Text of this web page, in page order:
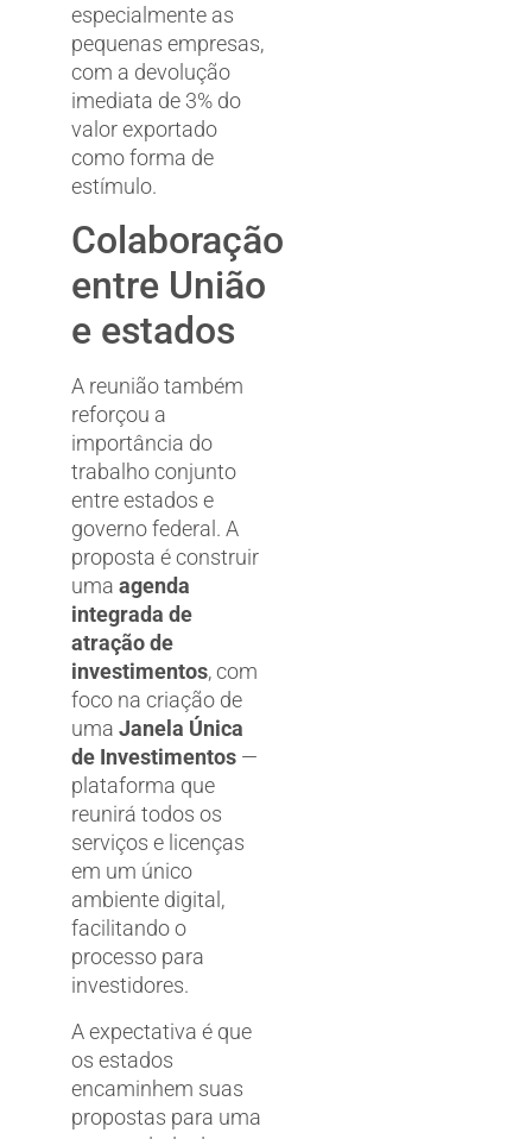
especialmente as
pequenas empresas,
com a devolução
imediata de 3% do
valor exportado
como forma de
estímulo.
Colaboração
entre União
e estados
A reunião também
reforçou a
importância do
trabalho conjunto
entre estados e
governo federal. A
proposta é construir
uma agenda
integrada de
atração de
investimentos, com
foco na criação de
uma Janela Única
de Investimentos —
plataforma que
reunirá todos os
serviços e licenças
em um único
ambiente digital,
facilitando o
processo para
investidores.
A expectativa é que
os estados
encaminhem suas
propostas para uma